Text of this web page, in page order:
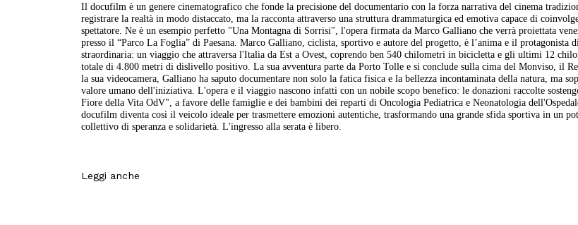
Il docufilm è un genere cinematografico che fonde la precisione del documentario con la forza narrativa del cinema
registrare la realtà in modo distaccato, ma la racconta attraverso una struttura drammaturgica ed emotiva capace di
spettatore. Ne è un esempio perfetto "Una Montagna di Sorrisi", l'opera firmata da Marco Galliano che verrà proiettata
presso il “Parco La Foglia” di Paesana. Marco Galliano, ciclista, sportivo e autore del progetto, è l’anima e il protagonista
straordinaria: un viaggio che attraversa l'Italia da Est a Ovest, coprendo ben 540 chilometri in bicicletta e gli ultimi 12
totale di 4.800 metri di dislivello positivo. La sua avventura parte da Porto Tolle e si conclude sulla cima del Monviso, il
la sua videocamera, Galliano ha saputo documentare non solo la fatica fisica e la bellezza incontaminata della natura, ma
valore umano dell'iniziativa. L'opera e il viaggio nascono infatti con un nobile scopo benefico: le donazioni raccolte
Fiore della Vita OdV", a favore delle famiglie e dei bambini dei reparti di Oncologia Pediatrica e Neonatologia
docufilm diventa così il veicolo ideale per trasmettere emozioni autentiche, trasformando una grande sfida sportiva in un
collettivo di speranza e solidarietà. L'ingresso alla serata è libero.
Leggi anche